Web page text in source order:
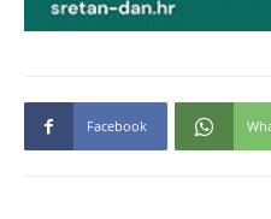
Facebook